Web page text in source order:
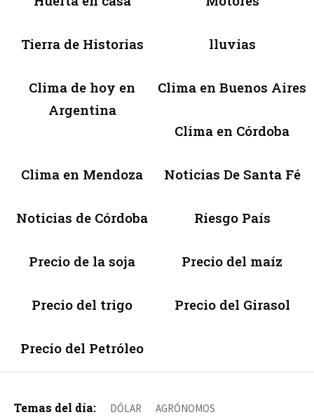
Tierra de Historias lluvias
Clima de hoy en
Argentina
Clima en Buenos Aires
Clima en Córdoba
Clima en Mendoza Noticias De Santa Fé
Noticias de Córdoba Riesgo País
Precio de la soja Precio del maíz
Precio del trigo Precio del Girasol
Precio del Petróleo
Temas del día: DÓLAR AGRÓNOMOS